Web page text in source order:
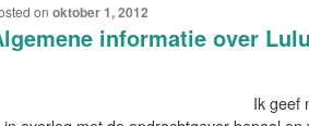
informatie over
on oktober 1, 2012
Ik geef